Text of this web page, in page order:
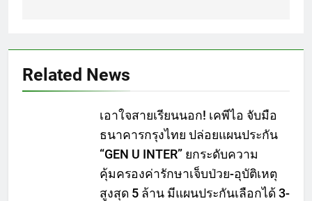
Related News
เอาใจสายเรียนนอก! เคพีไอ จับมือ
ธนาคารกรุงไทย ปล่อยแผนประกัน
“GEN U INTER” ยกระดับความ
คุ้มครองค่ารักษาเจ็บป่วย-อุบัติเหตุ
สูงสุด 5 ล้าน มีแผนประกันเลือกได้ 3-